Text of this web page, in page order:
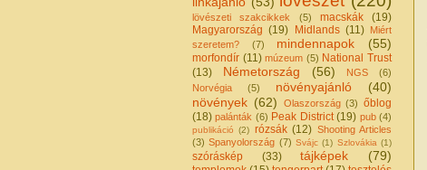
lövészeti szakcikkek (5) macskák
(19)
Magyarország (19) Midlands (11)
Miért
szeretem?
(7) mindennapok (55)
morfondír (11) múzeum (5) National Trust
(13)
Németország (56) NGS
(6)
Norvégia
(5) növényajánló
(40)
növények (62) Olaszország (3) őblog
(18) palánták (6) Peak District (19) pub (4)
publikáció (2) rózsák (12) Shooting Articles
(3) Spanyolország (7) Svájc (1) Szlovákia (1)
szóráskép (33) tájképek (79)